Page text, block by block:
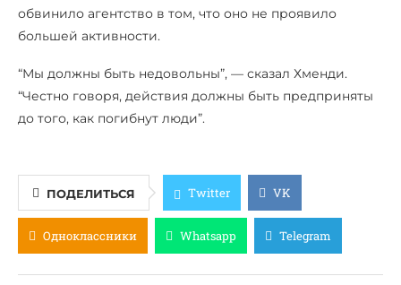
обвинило агентство в том, что оно не проявило
большей активности.
“Мы должны быть недовольны”, — сказал Хменди.
“Честно говоря, действия должны быть предприняты
до того, как погибнут люди”.
ПОДЕЛИТЬСЯ Twitter VK
Одноклассники Whatsapp Telegram